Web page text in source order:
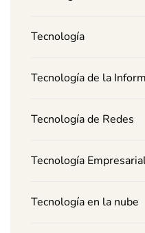
Tecnología
Tecnología de la
Tecnología de Redes
Tecnología
Tecnología en la nube